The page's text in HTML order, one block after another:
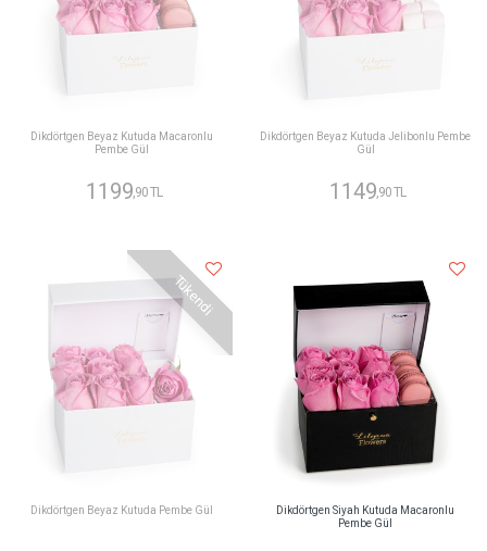
Dikdörtgen Beyaz Kutuda Macaronlu
Pembe Gül
1199 ,90 TL
Dikdörtgen Beyaz Kutuda Jelibonlu Pembe
Gül
1149 ,90 TL
Tükendi
Dikdörtgen Beyaz Kutuda Pembe Gül
Dikdörtgen Siyah Kutuda Macaronlu
Pembe Gül